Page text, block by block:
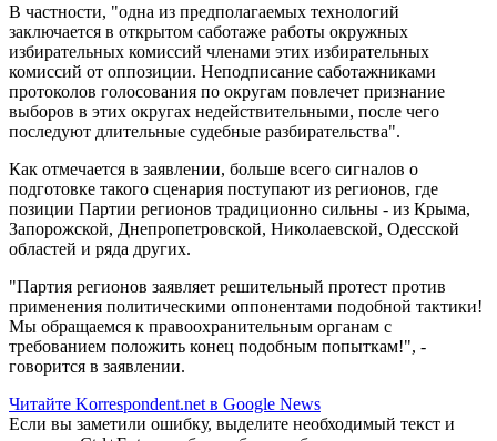
В частности, "одна из предполагаемых технологий
заключается в открытом саботаже работы окружных
избирательных комиссий членами этих избирательных
комиссий от оппозиции. Неподписание саботажниками
протоколов голосования по округам повлечет признание
выборов в этих округах недействительными, после чего
последуют длительные судебные разбирательства".
Как отмечается в заявлении, больше всего сигналов о
подготовке такого сценария поступают из регионов, где
позиции Партии регионов традиционно сильны - из Крыма,
Запорожской, Днепропетровской, Николаевской, Одесской
областей и ряда других.
"Партия регионов заявляет решительный протест против
применения политическими оппонентами подобной тактики!
Мы обращаемся к правоохранительным органам с
требованием положить конец подобным попыткам!", -
говорится в заявлении.
Читайте Korrespondent.net в Google News
Если вы заметили ошибку, выделите необходимый текст и